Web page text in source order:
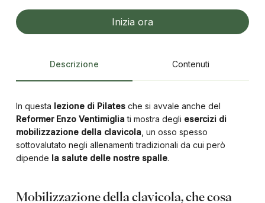
Inizia ora
Descrizione Contenuti
In questa lezione di Pilatesche si avvale anche del
Reformer Enzo Ventimiglia ti mostra degli esercizi di
mobilizzazione della clavicola , un osso spesso
sottovalutato negli allenamenti tradizionali da cui però
dipende la salute delle nostre spalle.
Mobilizzazione della clavicola, che cosa